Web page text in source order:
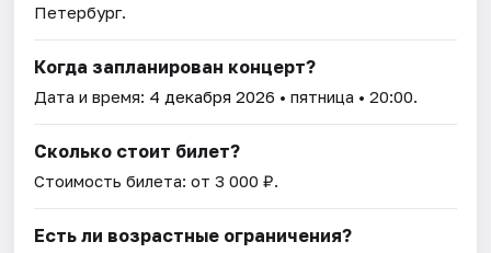
Петербург.
Когда запланирован концерт?
Дата и время: 4 декабря 2026 • пятница • 20:00.
Сколько стоит билет?
Стоимость билета: от 3 000 ₽.
Есть ли возрастные ограничения?